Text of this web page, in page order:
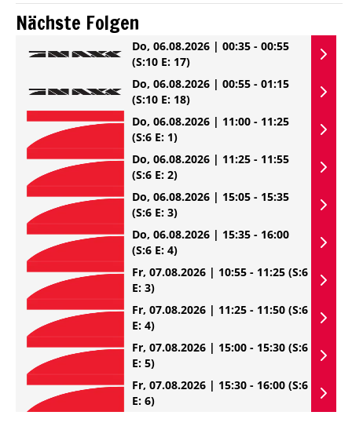
Nächste Folgen
Do, 06.08.2026 | 00:35 - 00:55
(S:10 E: 17)
Do, 06.08.2026 | 00:55 - 01:15
(S:10 E: 18)
Do, 06.08.2026 | 11:00 - 11:25
(S:6 E: 1)
Do, 06.08.2026 | 11:25 - 11:55
(S:6 E: 2)
Do, 06.08.2026 | 15:05 - 15:35
(S:6 E: 3)
Do, 06.08.2026 | 15:35 - 16:00
(S:6 E: 4)
Fr, 07.08.2026 | 10:55 - 11:25 (S:6
E: 3)
Fr, 07.08.2026 | 11:25 - 11:50 (S:6
E: 4)
Fr, 07.08.2026 | 15:00 - 15:30 (S:6
E: 5)
Fr, 07.08.2026 | 15:30 - 16:00 (S:6
E: 6)